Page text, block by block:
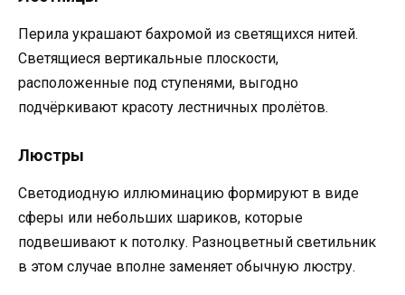
Перила украшают бахромой из светящихся нитей.
Светящиеся вертикальные плоскости,
расположенные под ступенями, выгодно
подчёркивают красоту лестничных пролётов.
Люстры
Светодиодную иллюминацию формируют в виде
сферы или небольших шариков, которые
подвешивают к потолку. Разноцветный светильник
в этом случае вполне заменяет обычную люстру.